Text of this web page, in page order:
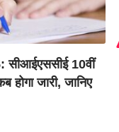
10वीं
होगा जारी, जानिए